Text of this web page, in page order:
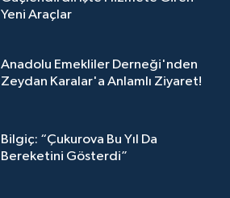
Yeni Araçlar
Anadolu Emekliler Derneği'nden
Zeydan Karalar'a Anlamlı Ziyaret!
Bilgiç: “Çukurova Bu Yıl Da
Bereketini Gösterdi”